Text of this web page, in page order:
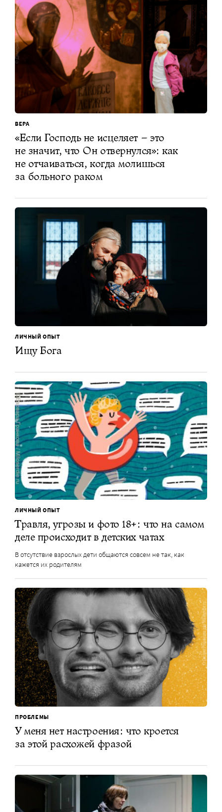
ВЕРА
«Если Господь не исцеляет – это
не значит, что Он отвернулся»: как
не отчаиваться, когда молишься
за больного раком
ЛИЧНЫЙ ОПЫТ
Ищу Бога
ЛИЧНЫЙ ОПЫТ
Травля, угрозы и фото 18+: что на самом
деле происходит в детских чатах
В отсутствие взрослых дети общаются совсем не так, как
кажется их родителям
ПРОБЛЕМЫ
У меня нет настроения: что кроется
за этой расхожей фразой